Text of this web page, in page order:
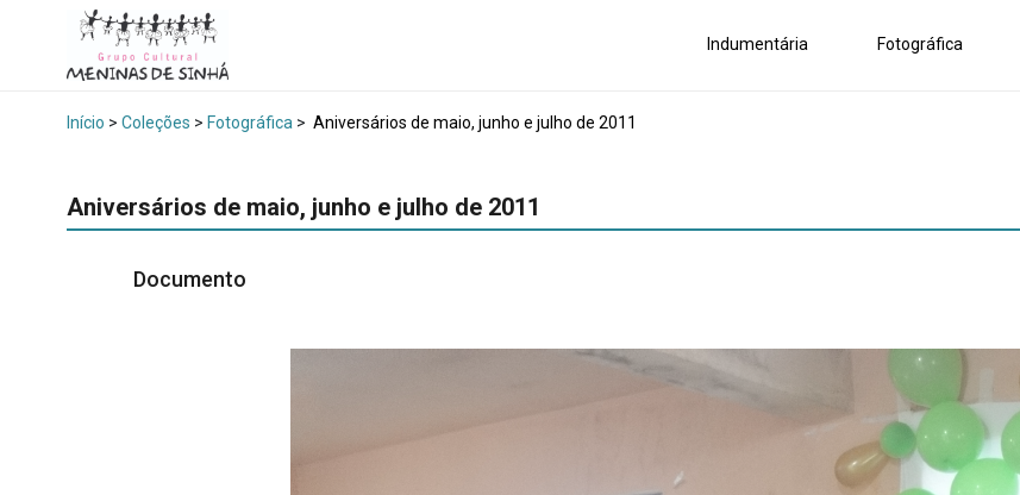
Indumentária Fotográfica
Início > Coleções > Fotográfica > Aniversários de maio, junho e julho de 2011
Aniversários de maio, junho e julho de 2011
Documento